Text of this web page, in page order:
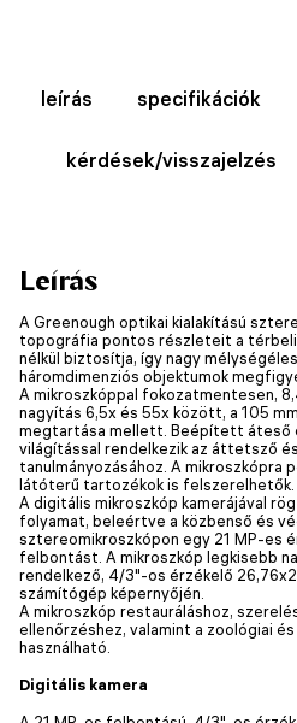
leírás specifikációk
kérdések/visszajelzés
Leírás
A Greenough optikai kialakítású
topográfia pontos részleteit a
nélkül biztosítja, így nagy
háromdimenziós objektumok
A mikroszkóppal fokozatmentesen,
nagyítás 6,5x és 55x között, a 105
megtartása mellett. Beépített áteső
világítással rendelkezik az áttetsző
tanulmányozásához. A mikroszkópra
látóterű tartozékok is felszerelhetők.
A digitális mikroszkóp kamerájával
folyamat, beleértve a közbenső és
sztereomikroszkópon egy 21 MP-es
felbontást. A mikroszkóp legkisebb
rendelkező, 4/3"-os érzékelő
számítógép képernyőjén.
A mikroszkóp restauráláshoz,
ellenőrzéshez, valamint a zoológiai
használható.
Digitális kamera